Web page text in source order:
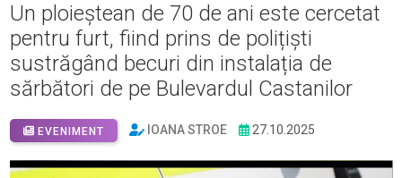
Un ploieștean de 70 de ani este cercetat
pentru furt, fiind prins de polițiști
sustrăgând becuri din instalația de
sărbători de pe Bulevardul Castanilor
EVENIMENT IOANA STROE 27.10.2025